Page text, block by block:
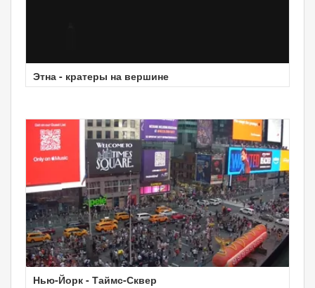
Этна - кратеры на вершине
Нью-Йорк - Таймс-Сквер